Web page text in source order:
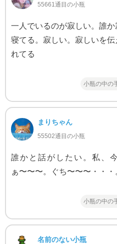
55661通目の小瓶
一人でいるのが寂しい。誰
寝てる。寂しい。寂しいを
れてる
小瓶の中の
まりちゃん
55502通目の小瓶
誰かと話がしたい。私、
ぁ〜〜〜。ぐち〜〜〜・・・
小瓶の中の
名前のない小瓶